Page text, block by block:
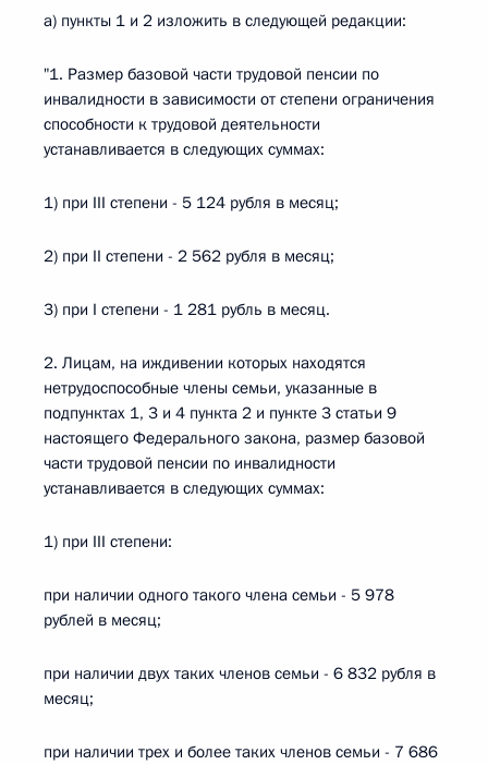
а) пункты 1 и 2 изложить в следующей редакции:
"1. Размер базовой части трудовой пенсии по
инвалидности в зависимости от степени ограничения
способности к трудовой деятельности
устанавливается в следующих суммах:
1) при III степени - 5 124 рубля в месяц;
2) при II степени - 2 562 рубля в месяц;
3) при I степени - 1 281 рубль в месяц.
2. Лицам, на иждивении которых находятся
нетрудоспособные члены семьи, указанные в
подпунктах 1, 3 и 4 пункта 2 и пункте 3 статьи 9
настоящего Федерального закона, размер базовой
части трудовой пенсии по инвалидности
устанавливается в следующих суммах:
1) при III степени:
при наличии одного такого члена семьи - 5 978
рублей в месяц;
при наличии двух таких членов семьи - 6 832 рубля в
месяц;
при наличии трех и более таких членов семьи - 7 686